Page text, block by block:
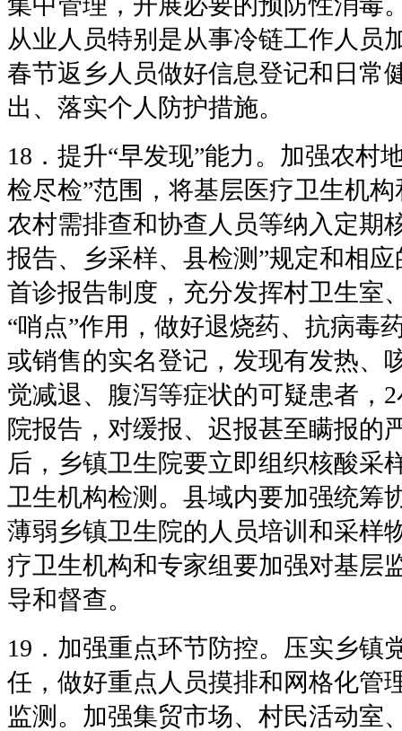
从业人员特别是从事冷链工作人员
春节返乡人员做好信息登记和日常
出、落实个人防护措施。
18．提升“早发现”能力。加强农村
检尽检”范围，将基层医疗卫生机
农村需排查和协查人员等纳入定期
报告、乡采样、县检测”规定和相
首诊报告制度，充分发挥村卫生室
“哨点”作用，做好退烧药、抗病毒
或销售的实名登记，发现有发热、
觉减退、腹泻等症状的可疑患者，
院报告，对缓报、迟报甚至瞒报的
后，乡镇卫生院要立即组织核酸采
卫生机构检测。县域内要加强统筹
薄弱乡镇卫生院的人员培训和采样
疗卫生机构和专家组要加强对基层
导和督查。
19．加强重点环节防控。压实乡镇
任，做好重点人员摸排和网格化管
监测。加强集贸市场、村民活动室